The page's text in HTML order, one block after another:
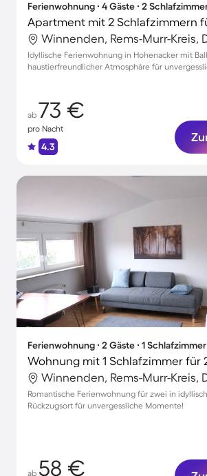
Ferienwohnung ∙ 4 Gäste ∙ 2
Apartment mit 2 Schlafzimmern
Winnenden, Rems-Murr-Kreis,
Idyllische Ferienwohnung in Hohenacker mit
haustierfreundlicher Atmosphäre für
ab 73 €
pro Nacht
4.3
Ferienwohnung ∙ 2 Gäste ∙ 1 Schlafzimmer
Wohnung mit 1 Schlafzimmer für
Winnenden, Rems-Murr-Kreis,
Romantische Ferienwohnung für zwei in
Rückzugsort für unvergessliche Momente!
ab 58 €